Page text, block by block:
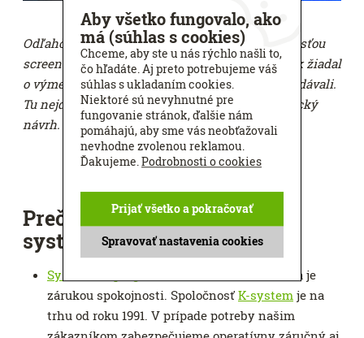
Odľahčená konštrukcia sa prehýba pod hmotnosťou
screenovej clony - v tomto prípade nás zákazník žiadal
o výmenu tkaniny na produkte, ktorý sme nedodávali.
Tu nejde o vadu tkaniny, ale o nevhodný technický
návrh.
Prečo sa oplatí priplatiť si za
systémovú pergolu?
Systémová pergola
od overeného dodávateľa je
zárukou spokojnosti. Spoločnosť K-system je na
trhu od roku 1991. V prípade potreby našim
Aby všetko fungovalo, ako
má (súhlas s cookies)
Chceme, aby ste u nás rýchlo našli to,
čo hľadáte. Aj preto potrebujeme váš
súhlas s ukladaním cookies.
Niektoré sú nevyhnutné pre
fungovanie stránok, ďalšie nám
pomáhajú, aby sme vás neobťažovali
nevhodne zvolenou reklamou.
Ďakujeme.Podrobnosti o cookies
Spravovať nastavenia cookies
Prijať všetko a pokračovať